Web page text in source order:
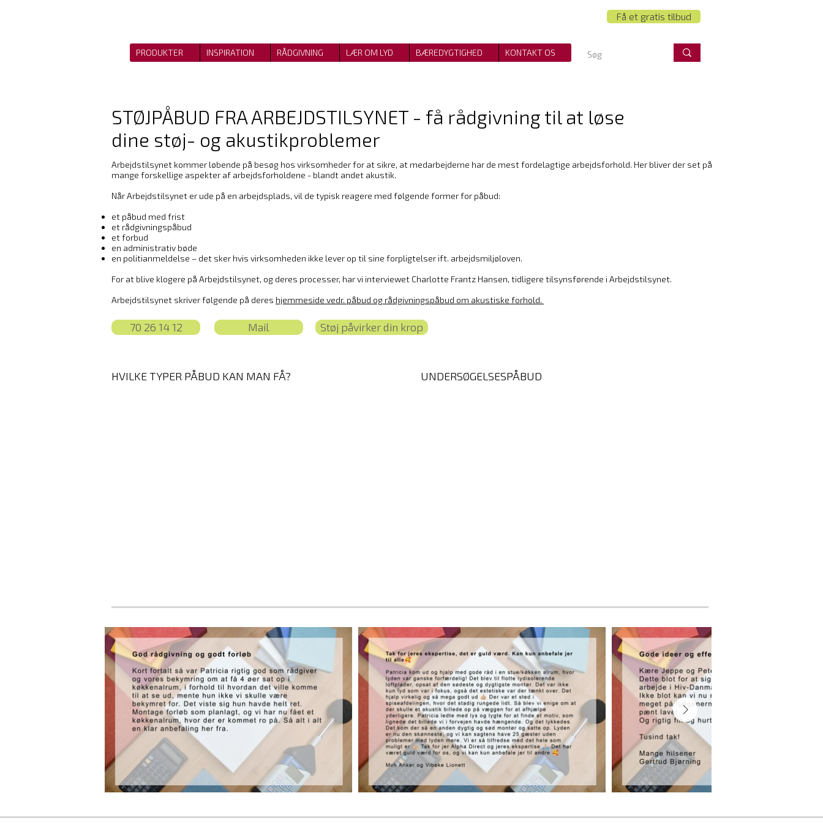
STØJPÅBUD FRA ARBEJDSTILSYNET - få rådgivning til at løse
dine støj- og akustikproblemer
Arbejdstilsynet kommer løbende på besøg hos virksomheder for at sikre, at medarbejderne har de mest fordelagtige arbejdsforhold. Her bliver der set på
mange forskellige aspekter af arbejdsforholdene - blandt andet akustik.
Når Arbejdstilsynet er ude på en arbejdsplads, vil de typisk reagere med følgende former for påbud:
et påbud med frist
et rådgivningspåbud
et forbud
en administrativ bøde
en politianmeldelse – det sker hvis virksomheden ikke lever op til sine forpligtelser ift. arbejdsmiljøloven.
For at blive klogere på Arbejdstilsynet, og deres processer, har vi interviewet Charlotte Frantz Hansen, tidligere tilsynsførende i Arbejdstilsynet.
Arbejdstilsynet skriver følgende på deres hjemmeside vedr. påbud og rådgivningspåbud om akustiske forhold.
70 26 14 12 Mail Støj påvirker din krop
HVILKE TYPER PÅBUD KAN MAN FÅ? UNDERSØGELSESPÅBUD
PRODUKTER INSPIRATION RÅDGIVNING LÆR OM LYD BÆREDYGTIGHED KONTAKT OS
Få et gratis tilbud